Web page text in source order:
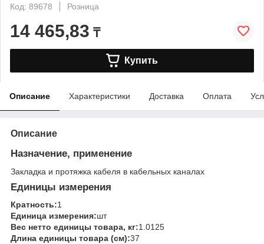
Код: 89678
Розница
14 465,83 ₸
Купить
Описание Характеристики Доставка Оплата
Описание
Назначение, применение
Закладка и протяжка кабеля в кабельных каналах
Единицы измерения
Кратность:1
Единица измерения:шт
Вес нетто единицы товара, кг:1.0125
Длина единицы товара (см):37